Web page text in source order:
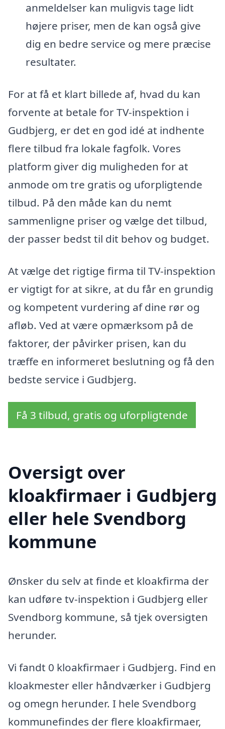
anmeldelser kan muligvis tage lidt
højere priser, men de kan også give
dig en bedre service og mere præcise
resultater.
For at få et klart billede af, hvad du kan
forvente at betale for TV-inspektion i
Gudbjerg, er det en god idé at indhente
flere tilbud fra lokale fagfolk. Vores
platform giver dig muligheden for at
anmode om tre gratis og uforpligtende
tilbud. På den måde kan du nemt
sammenligne priser og vælge det tilbud,
der passer bedst til dit behov og budget.
At vælge det rigtige firma til TV-inspektion
er vigtigt for at sikre, at du får en grundig
og kompetent vurdering af dine rør og
afløb. Ved at være opmærksom på de
faktorer, der påvirker prisen, kan du
træffe en informeret beslutning og få den
bedste service i Gudbjerg.
Få 3 tilbud, gratis og uforpligtende
Oversigt over
kloakfirmaer i Gudbjerg
eller hele Svendborg
kommune
Ønsker du selv at finde et kloakfirma der
kan udføre tv-inspektion i Gudbjerg eller
Svendborg kommune, så tjek oversigten
herunder.
Vi fandt 0 kloakfirmaer i Gudbjerg. Find en
kloakmester eller håndværker i Gudbjerg
og omegn herunder. I hele Svendborg
kommunefindes der flere kloakfirmaer,